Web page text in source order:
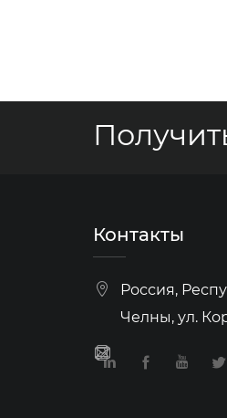
Контакты
Россия,
Челны, ул.